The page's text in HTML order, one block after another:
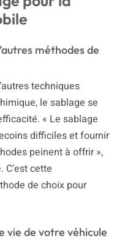
méthodes de
techniques
le sablage se
« Le sablage
difficiles et fournir
peinent à offrir »,
cette
de choix pour
vie de votre véhicule